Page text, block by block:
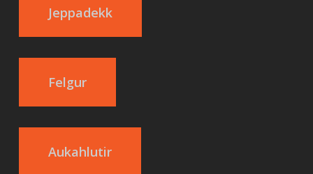
Jeppadekk
Felgur
Aukahlutir